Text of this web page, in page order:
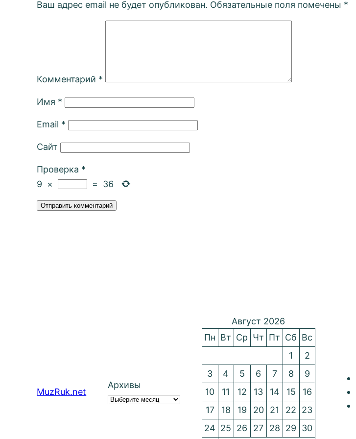
Ваш адрес email не будет опубликован. Обязательные поля помечены *
Комментарий *
Имя *
Email *
Сайт
Проверка *
9
× = 36
MuzRuk.net
Архивы
Август 2026
Пн Вт Ср Чт Пт Сб Вс
1
2
3
4 5 6 7 8
9
10
11 12 13 14 15
16
17
18 19 20 21 22
23
24 25 26 27 28 29 30